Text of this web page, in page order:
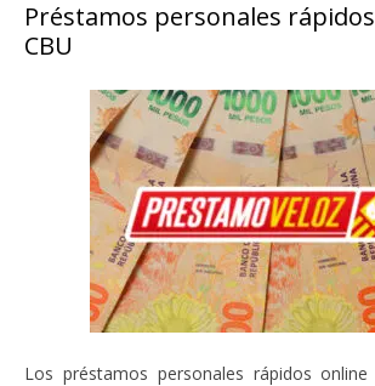
Préstamos personales
CBU
Los préstamos personales rápidos